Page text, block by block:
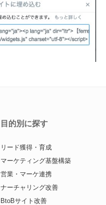
目的別に探す
リード獲得・育成
マーケティング基盤構築
営業・マーケ連携
ナーチャリング改善
BtoBサイト改善